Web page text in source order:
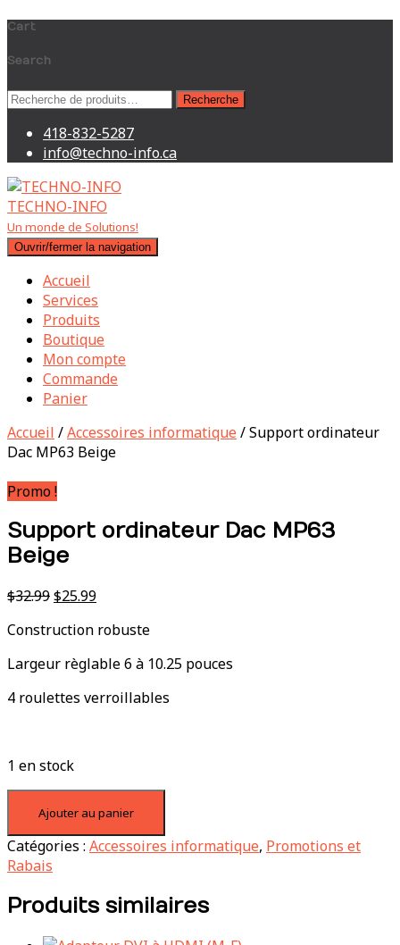
Cart
Search
Recherche
Recherche
418-832-5287
info@techno-info.ca
TECHNO-INFO
Un monde de Solutions!
Ouvrir/fermer la navigation
Accueil
Services
Produits
Boutique
Mon compte
Commande
Panier
Accueil /Accessoires informatique/ Support ordinateur
Dac MP63 Beige
Promo !
Support ordinateur Dac MP63
Beige
$32.99Le
initial
était :
$32.99.
$25.99Le
actuel
est :
$25.99.
Construction robuste
Largeur règlable 6 à 10.25 pouces
4 roulettes verroillables
1 en stock
Support
ordinateur
Dac
MP63
Beige
Ajouter au panier
Catégories : Accessoires informatique, Promotions et
Rabais
Produits similaires